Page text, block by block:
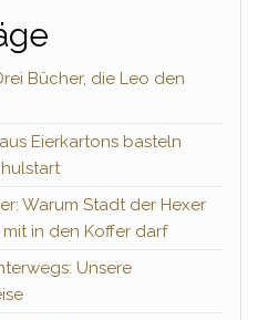
Bücher, die Leo den
Eierkartons basteln
Warum Stadt der Hexer
in den Koffer darf
Unsere